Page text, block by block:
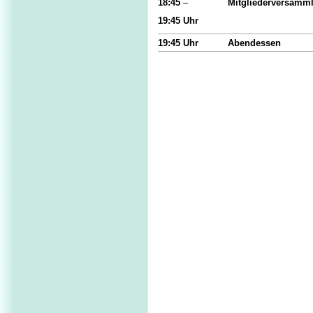
18:45 –
19:45 Uhr
19:45 Uhr Abendessen